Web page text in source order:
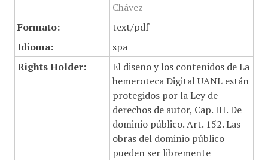
Chávez
Formato:
text/pdf
Idioma:
spa
Rights Holder:
El diseño y los contenidos de La
hemeroteca Digital UANL están
protegidos por la Ley de
derechos de autor, Cap. III. De
dominio público. Art. 152. Las
obras del dominio público
pueden ser libremente